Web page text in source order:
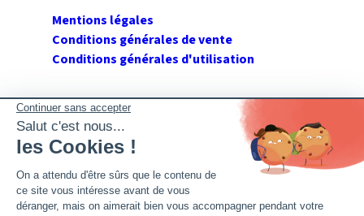
Mentions légales
Conditions générales de vente
Conditions générales d'utilisation
SUIVEZ GERANT DE SARL
Twitter